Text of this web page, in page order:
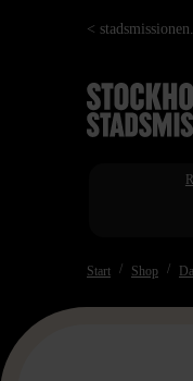
Hoppa
<
Start Shop